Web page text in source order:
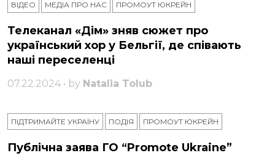
ВІДЕО МЕДІА ПРО НАС ПРОМОУТ ЮКРЕЙН
Телеканал «Дім» зняв сюжет про
український хор у Бельгії, де співають
наші переселенці
07.22.2024 • by Natalia Tolub
ПІДТРИМАЙТЕ УКРАЇНУ ПОДІЯ ПРОМОУТ ЮКРЕЙН
Публічна заява ГО “Promote Ukraine”